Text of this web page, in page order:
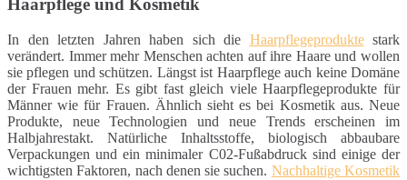
Haarpflege und Kosmetik
In den letzten Jahren haben sich die Haarpflegeproduktestark
verändert. Immer mehr Menschen achten auf ihre Haare und wollen
sie pflegen und schützen. Längst ist Haarpflege auch keine Domäne
der Frauen mehr. Es gibt fast gleich viele Haarpflegeprodukte für
Männer wie für Frauen. Ähnlich sieht es bei Kosmetik aus. Neue
Produkte, neue Technologien und neue Trends erscheinen im
Halbjahrestakt. Natürliche Inhaltsstoffe, biologisch abbaubare
Verpackungen und ein minimaler C02-Fußabdruck sind einige der
wichtigsten Faktoren, nach denen sie suchen. Nachhaltige Kosmetik